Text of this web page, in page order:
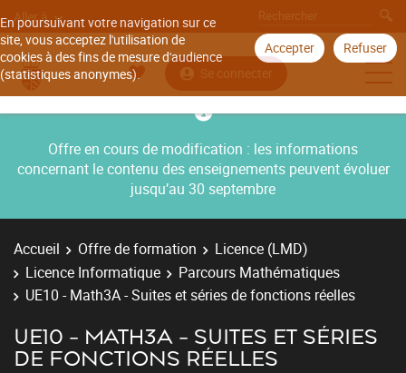
En poursuivant votre navigation sur ce
site, vous acceptez l'utilisation de
cookies à des fins de mesure d'audience
(statistiques anonymes).
Accepter Refuser
Aller à
Se connecter
Offre en cours de modification : les informations
concernant le contenu des enseignements peuvent évoluer
jusqu’au 30 septembre
Accueil Offre de formation
Licence (LMD)
Licence Informatique
Parcours Mathématiques
UE10 - Math3A - Suites et séries de fonctions réelles
UE10 - MATH3A - SUITES ET SÉRIES
DE FONCTIONS RÉELLES